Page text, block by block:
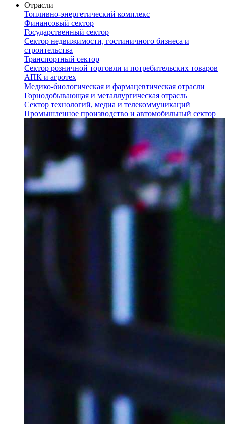
Отрасли
Топливно-энергетический комплекс
Финансовый сектор
Государственный сектор
Сектор недвижимости, гостиничного бизнеса и
строительства
Транспортный сектор
Сектор розничной торговли и потребительских товаров
АПК и агротех
Медико-биологическая и фармацевтическая отрасли
Горнодобывающая и металлургическая отрасль
Сектор технологий, медиа и телекоммуникаций
Промышленное производство и автомобильный сектор